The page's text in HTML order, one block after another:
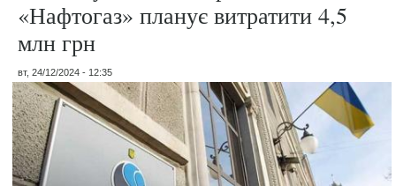
«Нафтогаз» планує витратити 4,5
млн грн
вт, 24/12/2024 - 12:35